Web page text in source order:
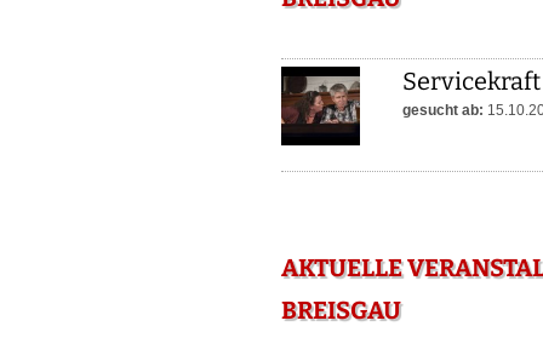
Servicekraft
gesucht ab:
AKTUELLE
REISGAU